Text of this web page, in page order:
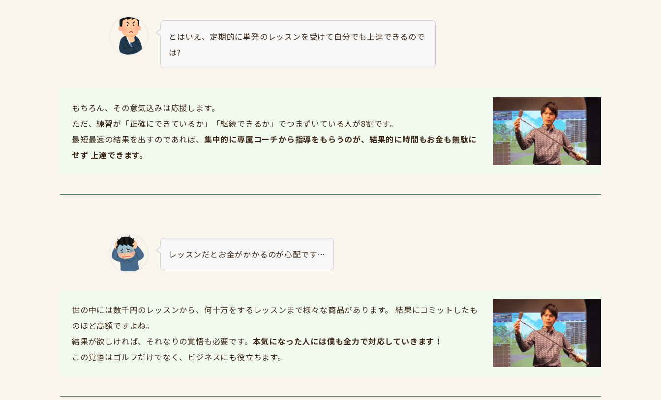
とはいえ、定期的に単発のレッスンを受けて自分でも上達できるので
は?
もちろん、その意気込みは応援します。
ただ、練習が「正確にできているか」「継続できるか」でつまずいている人が8割です。
最短最速の結果を出すのであれば、 集中的に専属コーチから指導をもらうのが、結果的に時間もお金も無駄に
せず 上達できます。
レッスンだとお金がかかるのが心配です…
世の中には数千円のレッスンから、何十万をするレッスンまで様々な商品があります。 結果にコミットしたも
のほど高額ですよね。
結果が欲しければ、それなりの覚悟も必要です。 本気になった人には僕も全力で対応していきます！
この覚悟はゴルフだけでなく、ビジネスにも役立ちます。